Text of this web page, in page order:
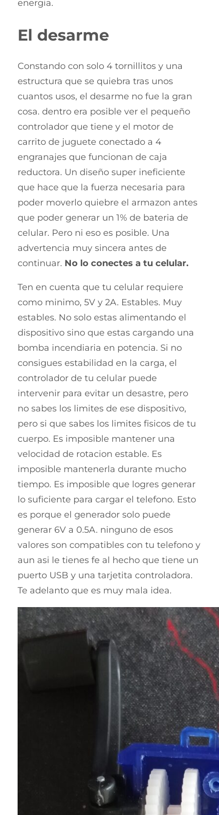
energia.
El desarme
Constando con solo 4 tornillitos y una
estructura que se quiebra tras unos
cuantos usos, el desarme no fue la gran
cosa. dentro era posible ver el pequeño
controlador que tiene y el motor de
carrito de juguete conectado a 4
engranajes que funcionan de caja
reductora. Un diseño super ineficiente
que hace que la fuerza necesaria para
poder moverlo quiebre el armazon antes
que poder generar un 1% de bateria de
celular. Pero ni eso es posible. Una
advertencia muy sincera antes de
continuar. No lo conectes a tu celular.
Ten en cuenta que tu celular requiere
como minimo, 5V y 2A. Estables. Muy
estables. No solo estas alimentando el
dispositivo sino que estas cargando una
bomba incendiaria en potencia. Si no
consigues estabilidad en la carga, el
controlador de tu celular puede
intervenir para evitar un desastre, pero
no sabes los limites de ese dispositivo,
pero si que sabes los limites fisicos de tu
cuerpo. Es imposible mantener una
velocidad de rotacion estable. Es
imposible mantenerla durante mucho
tiempo. Es imposible que logres generar
lo suficiente para cargar el telefono. Esto
es porque el generador solo puede
generar 6V a 0.5A. ninguno de esos
valores son compatibles con tu telefono y
aun asi le tienes fe al hecho que tiene un
puerto USB y una tarjetita controladora.
Te adelanto que es muy mala idea.